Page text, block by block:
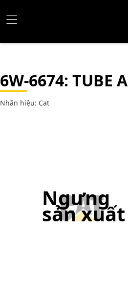
6W-6674: TUBE A
Nhãn hiệu: Cat
Ngưng
sản xuất